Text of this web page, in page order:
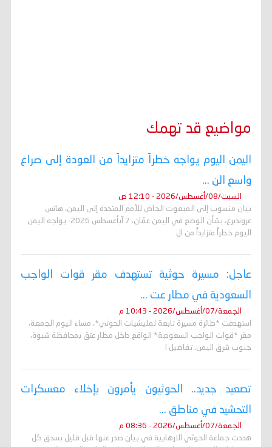
مواضيع قد تهمك
اليمن اليوم يواجه خطراً متزايداً من العودة إلى صراع
واسع الن ...
السبت/08/أغسطس/2026 - 12:10 ص
بيان منسوب إلى المبعوث الخاص للأمم المتحدة إلى اليمن، هانس
غروندبرغ، بشأن الوضع في اليمن عمّان، 7 آبأغسطس 2026- يواجه اليمن
اليوم خطراً متزايداً من ال
عاجل: مسيرة حوثية تستهدف مقر قوات الواجب
السعودية في مطار عت ...
الجمعة/07/أغسطس/2026 - 10:43 م
استهدفت *طائرة مسيرة تابعة لمليشيات الحوثي*، مساء اليوم الجمعة،
مقر *قوات الواجب السعودية* الواقع داخل مطار عتق بمحافظة شبوة،
جنوب شرق اليمن. تفاصيل ا
تصعيد جديد.. الحوثيون يأمرون بإخلاء معسكرات
التحشيد في مناطق ...
الجمعة/07/أغسطس/2026 - 08:36 م
هددت جماعة الحوثي الارهابية في بيان صدر عنها قبل قليل بسحق كل